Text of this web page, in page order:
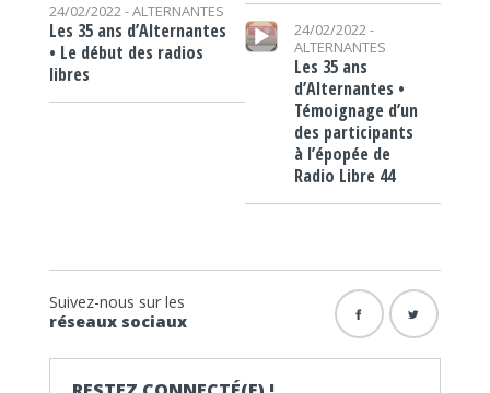
24/02/2022 -ALTERNANTES
Les 35 ans d’Alternantes
• Le début des radios
libres
Lecteur audio
24/02/2022 -
ALTERNANTES
Les 35 ans
d’Alternantes •
Témoignage d’un
des participants
à l’épopée de
Radio Libre 44
Suivez-nous sur les
réseaux sociaux